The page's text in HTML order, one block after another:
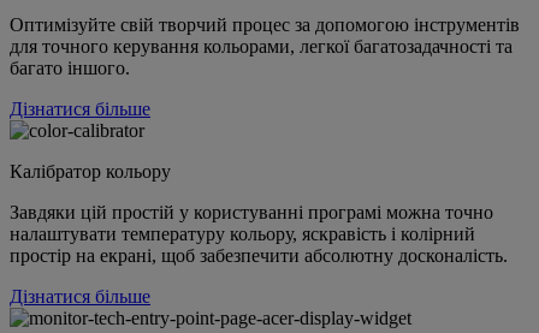
Оптимізуйте свій творчий процес за допомогою інструментів
для точного керування кольорами, легкої багатозадачності та
багато іншого.
Дізнатися більше
Калібратор кольору
Завдяки цій простій у користуванні програмі можна точно
налаштувати температуру кольору, яскравість і колірний
простір на екрані, щоб забезпечити абсолютну досконалість.
Дізнатися більше